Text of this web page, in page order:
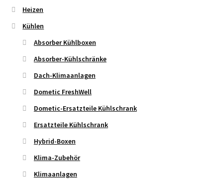
Heizen
Kühlen
Absorber Kühlboxen
Absorber-Kühlschränke
Dach-Klimaanlagen
Dometic FreshWell
Dometic-Ersatzteile Kühlschrank
Ersatzteile Kühlschrank
Hybrid-Boxen
Klima-Zubehör
Klimaanlagen